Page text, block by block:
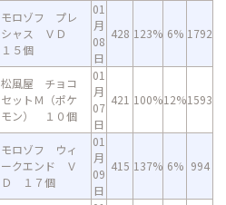
モロゾフ プレ
シャス ＶＤ
１５個
01
月
08
日
428 123% 6% 1792
松風屋 チョコ
セットＭ（ポケ
モン） １０個
01
月
07
日
421 100%12%1593
モロゾフ ウィ
ークエンド Ｖ
Ｄ １７個
01
月
09
日
415 137% 6% 994